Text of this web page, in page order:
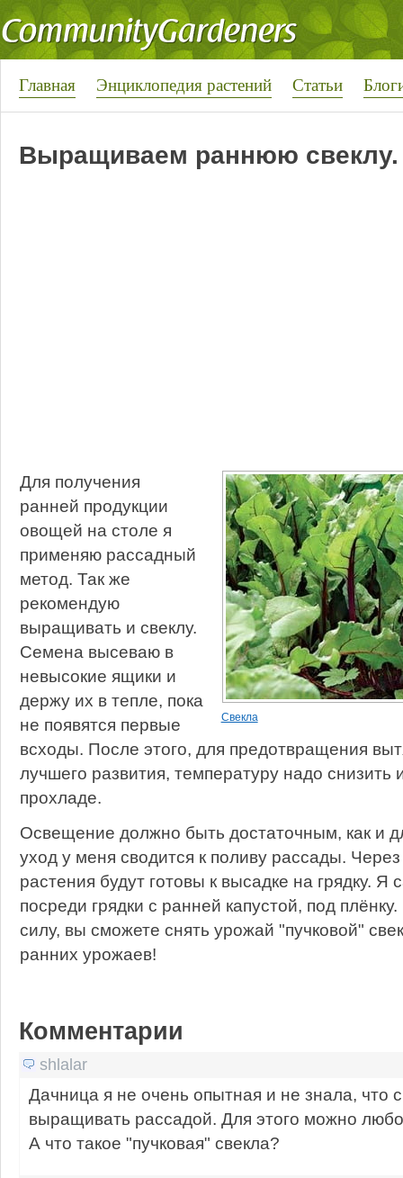
Главная Энциклопедия растений Статьи
Выращиваем раннюю свеклу.
Свекла
Для получения
ранней продукции
овощей на столе я
применяю рассадный
метод. Так же
рекомендую
выращивать и свеклу.
Семена высеваю в
невысокие ящики и
держу их в тепле, пока
не появятся первые
всходы. После этого, для предотвращения
лучшего развития, температуру надо
прохладе.
Освещение должно быть достаточным, как и
уход у меня сводится к поливу рассады.
растения будут готовы к высадке на грядку. Я
посреди грядки с ранней капустой, под
силу, вы сможете снять урожай "пучковой"
ранних урожаев!
Комментарии
shlalar
Дачница я не очень опытная и не знала, что
выращивать рассадой. Для этого можно
А что такое "пучковая" свекла?